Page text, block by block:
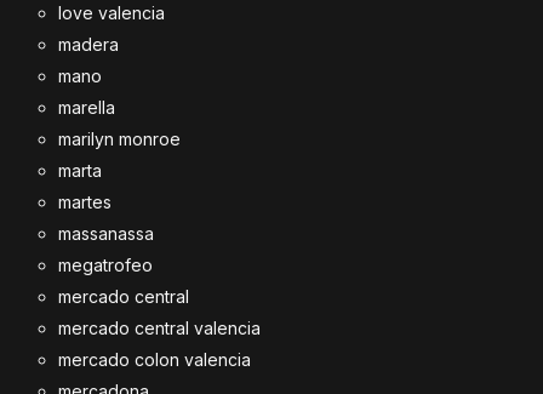
love valencia
madera
mano
marella
marilyn monroe
marta
martes
massanassa
megatrofeo
mercado central
mercado central valencia
mercado colon valencia